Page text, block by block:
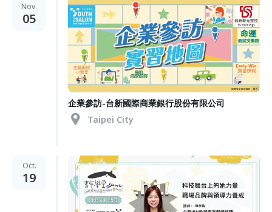
Nov.
05
企業參訪-台新國際商業銀行股份有限公司
Taipei City
Oct.
19